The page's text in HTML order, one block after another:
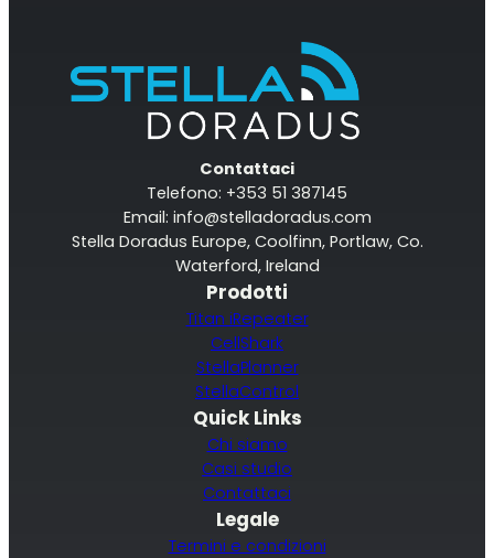
Contattaci
Telefono: +353 51 387145
Email: info@stelladoradus.com
Stella Doradus Europe, Coolfinn, Portlaw, Co.
Waterford, Ireland
Prodotti
Titan iRepeater
CellShark
StellaPlanner
StellaControl
Quick Links
Chi siamo
Casi studio
Contattaci
Legale
Termini e condizioni